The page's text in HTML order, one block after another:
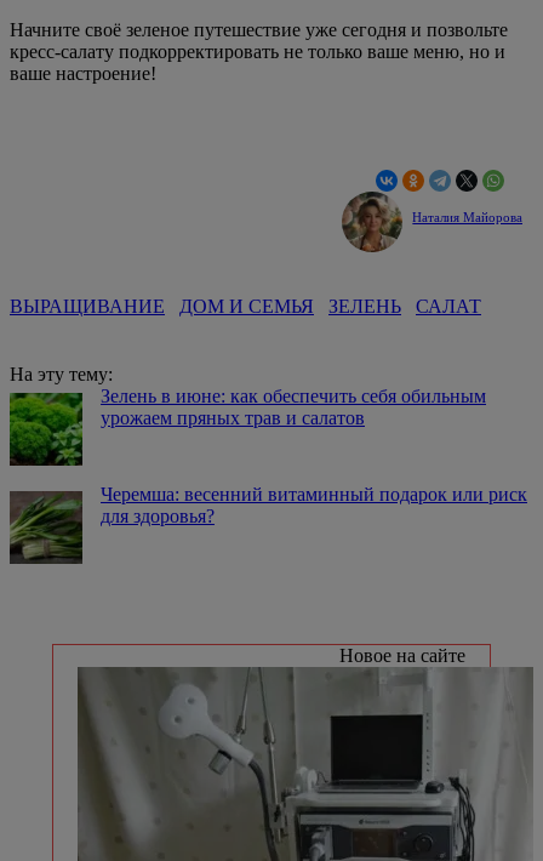
Начните своё зеленое путешествие уже сегодня и позвольте
кресс-салату подкорректировать не только ваше меню, но и
ваше настроение!
Наталия Майорова
ВЫРАЩИВАНИЕ ДОМ И СЕМЬЯ ЗЕЛЕНЬ САЛАТ
На эту тему:
Зелень в июне: как обеспечить себя обильным
урожаем пряных трав и салатов
Черемша: весенний витаминный подарок или риск
для здоровья?
Новое на сайте